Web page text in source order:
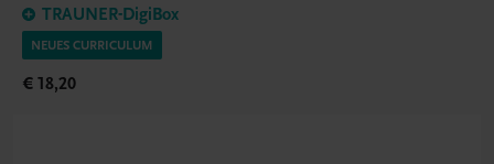
TRAUNER-DigiBox
NEUES CURRICULUM
€ 18,20